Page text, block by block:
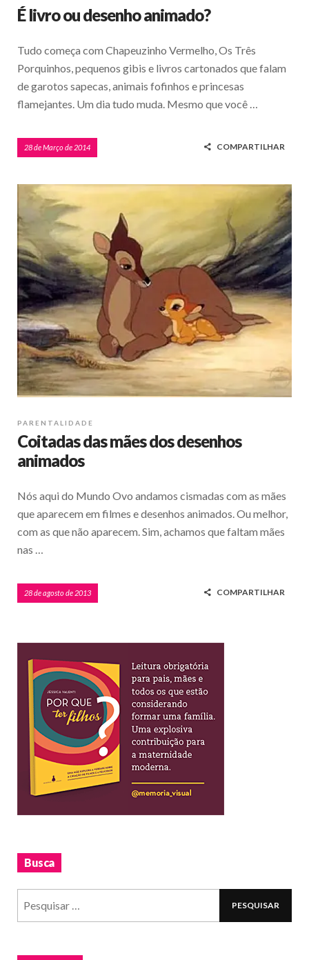
É livro ou desenho animado?
Tudo começa com Chapeuzinho Vermelho, Os Três
Porquinhos, pequenos gibis e livros cartonados que falam
de garotos sapecas, animais fofinhos e princesas
flamejantes. Um dia tudo muda. Mesmo que você …
28 de Março de 2014 COMPARTILHAR
PARENTALIDADE
Coitadas das mães dos desenhos
animados
Nós aqui do Mundo Ovo andamos cismadas com as mães
que aparecem em filmes e desenhos animados. Ou melhor,
com as que não aparecem. Sim, achamos que faltam mães
nas …
28 de agosto de 2013 COMPARTILHAR
Busca